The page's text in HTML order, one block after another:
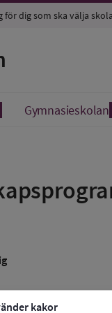
kakor
dig som ska välja
Gymnasieskolan